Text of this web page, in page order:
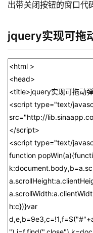
出带关闭按钮的窗口代
jquery实现可拖